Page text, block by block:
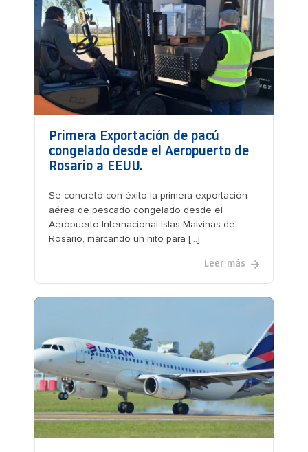
Primera Exportación de pacú
congelado desde el Aeropuerto de
Rosario a EEUU.
Se concretó con éxito la primera exportación
aérea de pescado congelado desde el
Aeropuerto Internacional Islas Malvinas de
Rosario, marcando un hito para [...]
Leer más